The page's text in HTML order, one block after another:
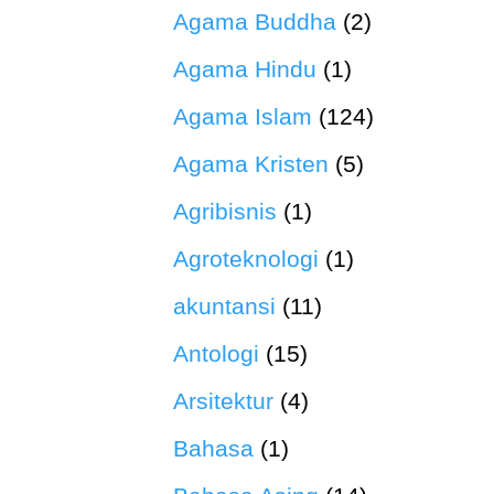
Agama Buddha (2)
Agama Hindu (1)
Agama Islam (124)
Agama Kristen (5)
Agribisnis (1)
Agroteknologi (1)
akuntansi (11)
Antologi (15)
Arsitektur (4)
Bahasa (1)